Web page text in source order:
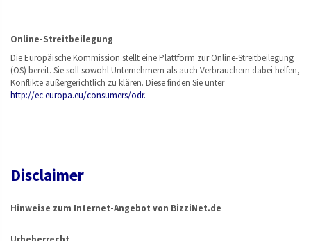
Online-Streitbeilegung
Die Europäische Kommission stellt eine Plattform zur Online-Streitbeilegung
(OS) bereit. Sie soll sowohl Unternehmern als auch Verbrauchern dabei helfen,
Konflikte außergerichtlich zu klären. Diese finden Sie unter
http://ec.europa.eu/consumers/odr.
Disclaimer
Hinweise zum Internet-Angebot von BizziNet.de